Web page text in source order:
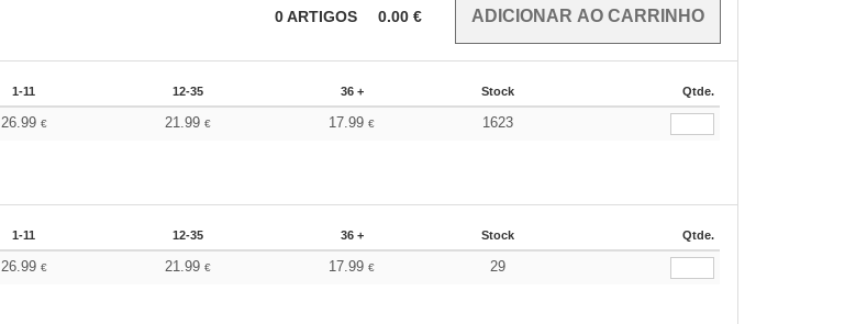
0ARTIGOS 0.00 €
1-11 12-35 36 + Stock Qtde.
26.99 € 21.99 € 17.99€ 1623
1-11 12-35 36 + Stock Qtde.
26.99 € 21.99 € 17.99€ 29